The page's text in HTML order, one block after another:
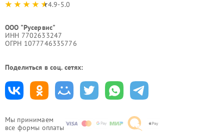
Мы принимаем
все формы оплаты
4.9-5.0
ООО "Русервис"
ИНН 7702633247
ОГРН 1077746335776
Поделиться в соц. сетях: